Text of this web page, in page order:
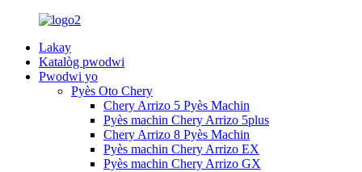
Lakay
Katalòg pwodwi
Pwodwi yo
Pyès Oto Chery
Chery Arrizo 5 Pyès Machin
Pyès machin Chery Arrizo 5plus
Chery Arrizo 8 Pyès Machin
Pyès machin Chery Arrizo EX
Pyès machin Chery Arrizo GX